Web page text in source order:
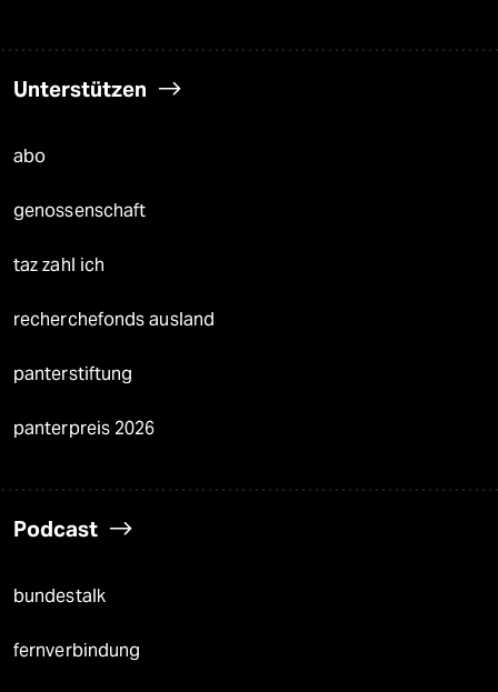
Unterstützen
abo
genossenschaft
taz zahl ich
recherchefonds ausland
panterstiftung
panterpreis 2026
Podcast
bundestalk
fernverbindung